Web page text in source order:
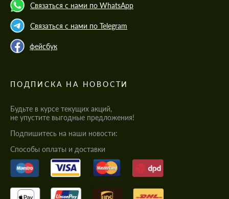
Связаться с нами по WhatsApp
Связаться с нами по Telegram
фейсбук
ПОДПИСКА НА НОВОСТИ
Будьте в курсе текущих акций,
не упустите выгодные предложения!
Подпишитесь на наши новости:
Cпособы оплаты и доставки